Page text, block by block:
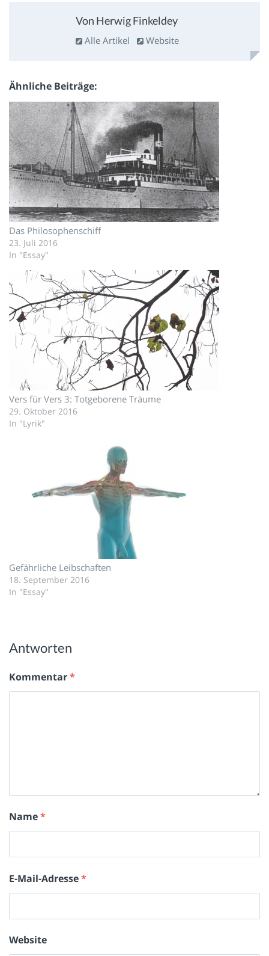
Von Herwig Finkeldey
Alle Artikel Website
Ähnliche Beiträge
Das Philosophenschiff
23. Juli 2016
In "Essay"
Vers für Vers 3: Totgeborene Träume
29. Oktober 2016
In "Lyrik"
Gefährliche Leibschaften
18. September 2016
In "Essay"
Antworten
Kommentar*
Name*
E-Mail-Adresse*
Website